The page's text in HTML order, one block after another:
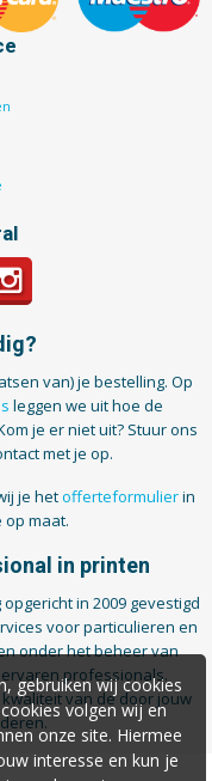
van) je bestelling. Op
leggen we uit hoe de
je er niet uit? Stuur ons
met je op.
je hetofferteformulierin
maat.
in printen
in 2009 gevestigd
voor particulieren en
onder het beheer van
ervaren professionals.
van de door jouw
gebruiken wij cookies
volgen wij en
onze site. Hiermee
interesse en kun je